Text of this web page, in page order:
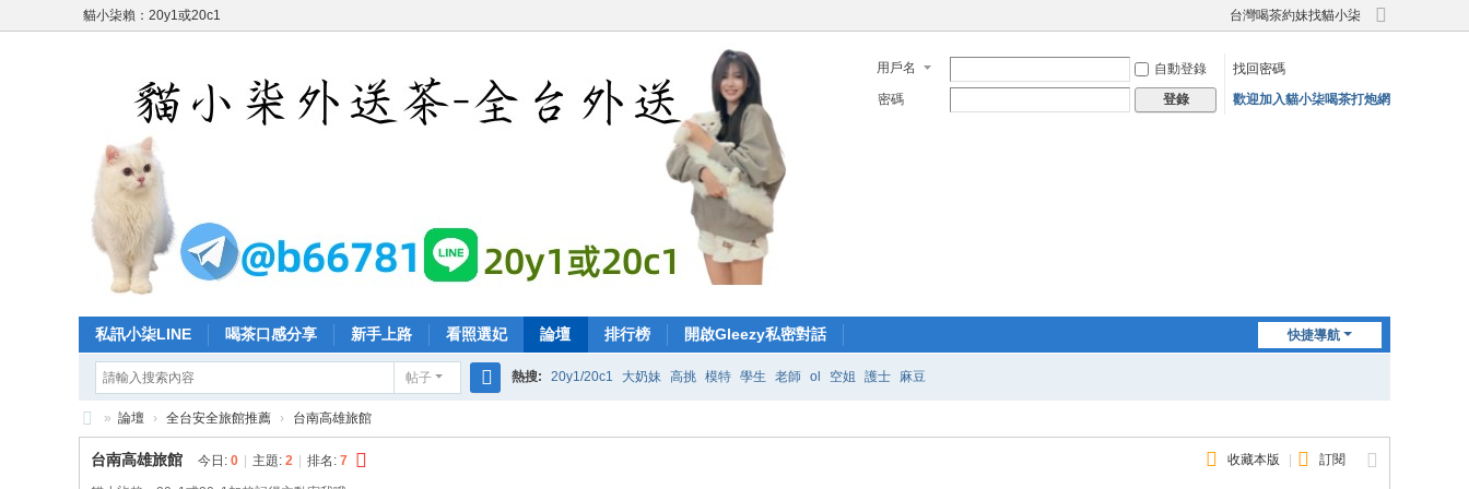
貓小柒賴：20y1或20c1 台灣喝茶約妹找貓小柒
切
寬
用戶名 自動登錄
找回密碼
密碼
登錄 歡迎加入貓小柒喝茶打炮網
快捷導航
私訊小柒LINE 喝茶口感分享 新手上路 看照選妃 論壇 排行榜 開啟Gleezy私密對話
帖子
索
熱搜: 20y1/20c1 大奶妹 高挑 模特 學生 老師 ol 空姐 護士 麻豆
台
灣
» 論壇 › 全台安全旅館推薦 › 台南高雄旅館
收藏本版 訂閱
台南高雄旅館 今日: 0 主題: 2 排名: 7